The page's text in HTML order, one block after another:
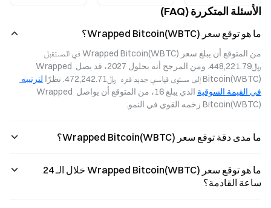
الرئيسية لبيتكوين
نماذج الحفظ،
وآليات التحقق،
ومسارات العائد،
لتوضيح المشهد
الكامل. اكتشف
كيف ستؤثر هذه
العوامل على
ديناميكيات السيولة
Liberty Finance
دولار أمريكي من
الرقمي (USDC)
بمثابة تذكير إضافي
للمستثمرين
بضرورة متابعة
تدفقات رأس المال
المؤسسي عن
على شبكة إيثيريوم
جسرًا رئيسيًا سريع
النمو يربط قيمة
البيتكوين بنظام
الأسئلة المتكررة (FAQ)
ما هو توقع سعر Wrapped Bitcoin(WBTC)؟
﷼‎448,221.79. ومن المرجح أنه بحلول 2027، قد يصل Wrapped
Bitcoin(WBTC) إلى مستوى قياسي جديد قدره  ﷼‎472,242.71. نظرًا
في القيمة السوقية
الذي يبلغ 16، من المتوقع أن يواصل Wrapped
Bitcoin(WBTC) زخمه القوي في النمو.
ما مدى دقة توقع سعر Wrapped Bitcoin(WBTC)؟
ما هو توقع سعر Wrapped Bitcoin(WBTC) خلال الـ 24
ساعة القادمة؟